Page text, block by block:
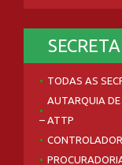
TODAS AS
AUTARQUIA
– ATTP